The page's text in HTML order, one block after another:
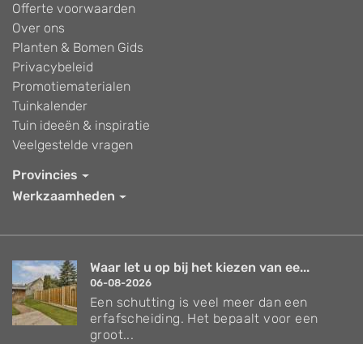
Offerte voorwaarden
Over ons
Planten & Bomen Gids
Privacybeleid
Promotiematerialen
Tuinkalender
Tuin ideeën & inspiratie
Veelgestelde vragen
Provincies
Werkzaamheden
Waar let u op bij het kiezen van ee...
06-08-2026
Een schutting is veel meer dan een
erfafscheiding. Het bepaalt voor een
groot...